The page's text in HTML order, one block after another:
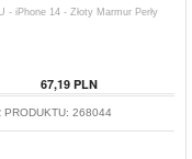
- iPhone 14 - Złoty Marmur Perły
67,19 PLN
PRODUKTU: 268044